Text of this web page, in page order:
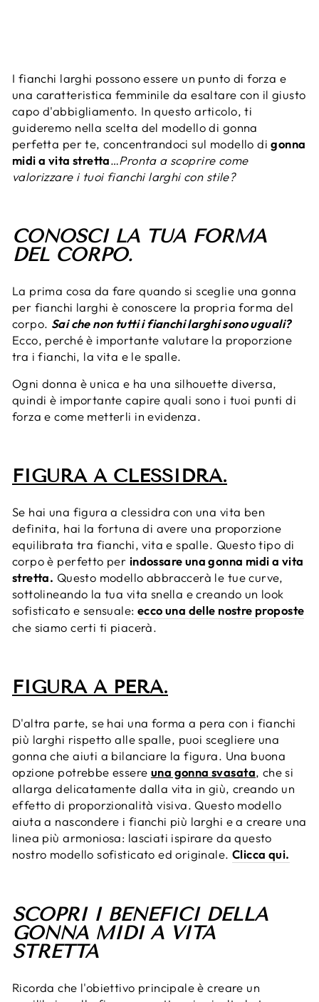
I fianchi larghi possono essere un punto di forza e
una caratteristica femminile da esaltare con il giusto
capo d'abbigliamento. In questo articolo, ti
guideremo nella scelta del modello di gonna
perfetta per te, concentrandoci sul modello digonna
midi a vita stretta…Pronta a scoprire come
valorizzare i tuoi fianchi larghi con stile?
CONOSCI LA TUA FORMA
DEL CORPO.
La prima cosa da fare quando si sceglie una gonna
per fianchi larghi è conoscere la propria forma del
corpo. Sai che non tutti i fianchi larghi sono uguali?
Ecco, perché è importante valutare la proporzione
tra i fianchi, la vita e le spalle.
Ogni donna è unica e ha una silhouette diversa,
quindi è importante capire quali sono i tuoi punti di
forza e come metterli in evidenza.
FIGURA A CLESSIDRA.
Se hai una figura a clessidra con una vita ben
definita, hai la fortuna di avere una proporzione
equilibrata tra fianchi, vita e spalle. Questo tipo di
corpo è perfetto per indossare una gonna midi a vita
stretta. Questo modello abbraccerà le tue curve,
sottolineando la tua vita snella e creando un look
sofisticato e sensuale: ecco una delle nostre proposte
che siamo certi ti piacerà.
FIGURA A PERA.
D'altra parte, se hai una forma a pera con i fianchi
più larghi rispetto alle spalle, puoi scegliere una
gonna che aiuti a bilanciare la figura. Una buona
opzione potrebbe essere una gonna svasata, che si
allarga delicatamente dalla vita in giù, creando un
effetto di proporzionalità visiva. Questo modello
aiuta a nascondere i fianchi più larghi e a creare una
linea più armoniosa: lasciati ispirare da questo
nostro modello sofisticato ed originale. Clicca qui.
SCOPRI I BENEFICI DELLA
GONNA MIDI A VITA
STRETTA
Ricorda che l'obiettivo principale è creare un